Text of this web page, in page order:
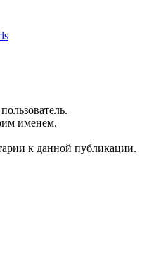
именем.
к данной публикации.